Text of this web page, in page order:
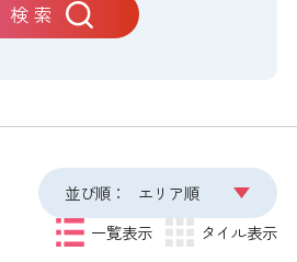
検 索
並び順：
エリア順
一覧表示
タイル表示